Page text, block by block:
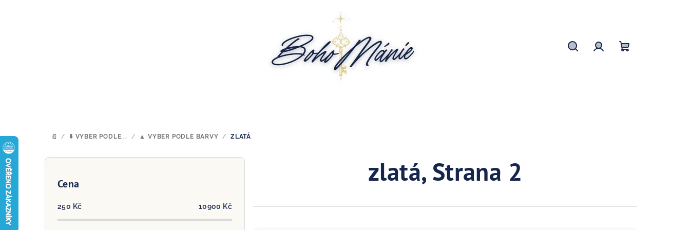
DOMŮ
/ ⬇️ VYBER PODLE... / ▲ VYBER PODLE BARVY / ZLATÁ
P
Cena
250 Kč 10900 Kč
zlatá, Strana 2